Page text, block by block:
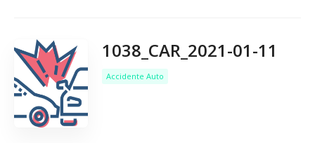
1038_CAR_2021-01-11
Accidente Auto